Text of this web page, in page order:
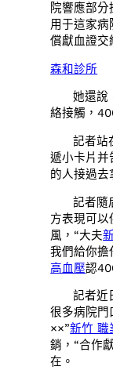
院響應部
用于這家病
償獻血證交
森和診所
她還說
絡接觸，
記者站
遞小卡片并
的人接過去
記者隨
方表現可以
風，“大夫
我們給你擔
高血壓認
記者近
很多病院門
××”新竹 職
銷，“合作
在。